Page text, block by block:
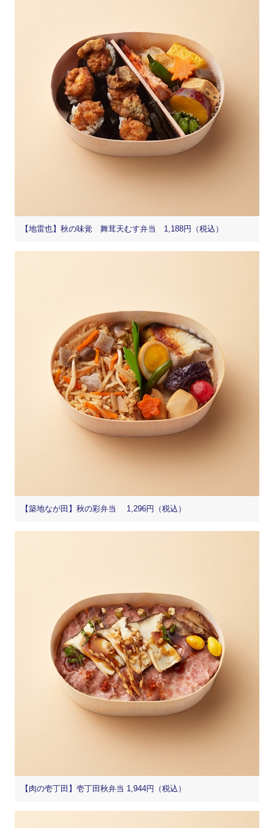
【地雷也】秋の味覚 舞茸天むす弁当 1,188円（税込）
【築地なが田】秋の彩弁当 1,296円（税込）
【肉の壱丁田】壱丁田秋弁当 1,944円（税込）